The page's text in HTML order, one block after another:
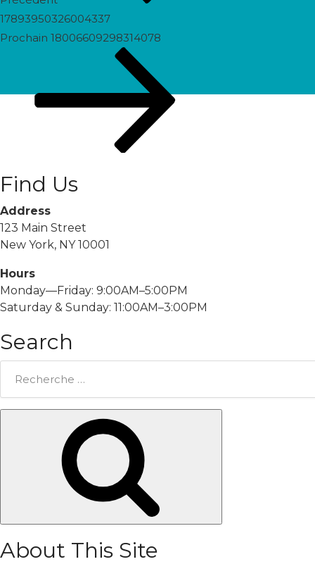
17893950326004337
Prochain
Prochain 18006609298314078
Find Us
Address
123 Main Street
New York, NY 10001
Hours
Monday—Friday: 9:00AM–5:00PM
Saturday & Sunday: 11:00AM–3:00PM
Search
About This Site